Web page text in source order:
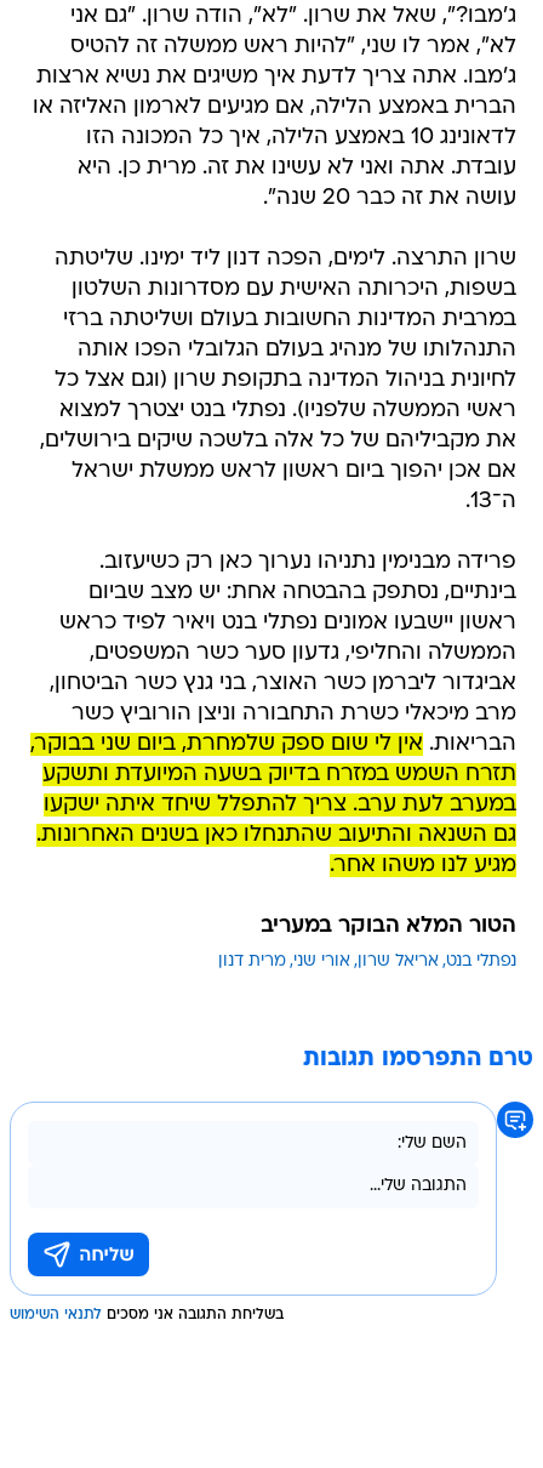
ג'מבו?", שאל את שרון. "לא", הודה שרון. "גם אני
לא", אמר לו שני, "להיות ראש ממשלה זה להטיס
ג'מבו. אתה צריך לדעת איך משיגים את נשיא ארצות
הברית באמצע הלילה, אם מגיעים לארמון האליזה או
לדאונינג 10 באמצע הלילה, איך כל המכונה הזו
עובדת. אתה ואני לא עשינו את זה. מרית כן. היא
עושה את זה כבר 20 שנה".
שרון התרצה. לימים, הפכה דנון ליד ימינו. שליטתה
בשפות, היכרותה האישית עם מסדרונות השלטון
במרבית המדינות החשובות בעולם ושליטתה ברזי
התנהלותו של מנהיג בעולם הגלובלי הפכו אותה
לחיונית בניהול המדינה בתקופת שרון (וגם אצל כל
ראשי הממשלה שלפניו). נפתלי בנט יצטרך למצוא
את מקביליהם של כל אלה בלשכה שיקים בירושלים,
אם אכן יהפוך ביום ראשון לראש ממשלת ישראל
ה־13.
פרידה מבנימין נתניהו נערוך כאן רק כשיעזוב.
בינתיים, נסתפק בהבטחה אחת: יש מצב שביום
ראשון יישבעו אמונים נפתלי בנט ויאיר לפיד כראש
הממשלה והחליפי, גדעון סער כשר המשפטים,
אביגדור ליברמן כשר האוצר, בני גנץ כשר הביטחון,
מרב מיכאלי כשרת התחבורה וניצן הורוביץ כשר
הבריאות. אין לי שום ספק שלמחרת, ביום שני בבוקר,
תזרח השמש במזרח בדיוק בשעה המיועדת ותשקע
במערב לעת ערב. צריך להתפלל שיחד איתה ישקעו
גם השנאה והתיעוב שהתנחלו כאן בשנים האחרונות.
מגיע לנו משהו אחר.
הטור המלא הבוקר במעריב
נפתלי בנט אריאל שרון אורי שני מרית דנון
טרם התפרסמו תגובות
בשליחת התגובה אני מסכים לתנאי השימוש